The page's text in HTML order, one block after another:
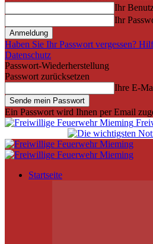
Ihr
Ihr
Haben Sie Ihr Passwort vergessen?
Datenschutz
Passwort-Wiederherstellung
Passwort zurücksetzen
Ihre E-
Ein Passwort wird Ihnen per Email
Startseite